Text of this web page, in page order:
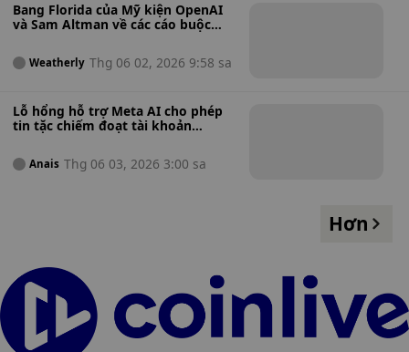
Bang Florida của Mỹ kiện OpenAI
và Sam Altman về các cáo buộc
định an toàn trẻ em liên quan đến
ứng dụng ChatGPT.
Weatherly Thg 06 02, 2026 9:58 sa
Lỗ hổng hỗ trợ Meta AI cho phép
tin tặc chiếm đoạt tài khoản
vào email của nạn nhân.
Anais Thg 06 03, 2026 3:00 sa
Hơn